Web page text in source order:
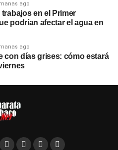
ago
en el Primer
podrían afectar el agua en
ago
con días grises: cómo estará